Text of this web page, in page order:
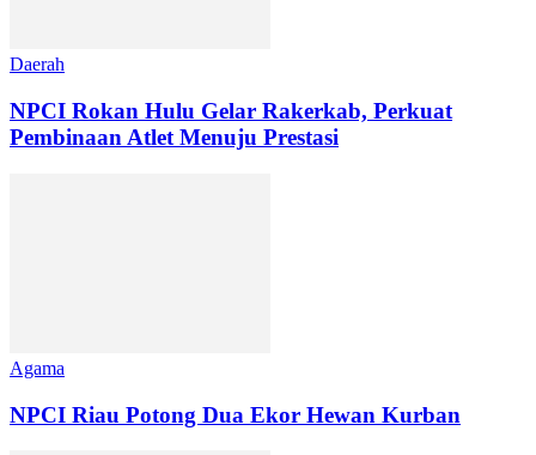
Daerah
NPCI Rokan Hulu Gelar Rakerkab, Perkuat
Pembinaan Atlet Menuju Prestasi
Agama
NPCI Riau Potong Dua Ekor Hewan Kurban